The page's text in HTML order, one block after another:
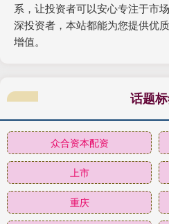
系，让投资者可以安心专注于市
深投资者，本站都能为您提供优
增值。
话题
众合资本配资
上市
重庆